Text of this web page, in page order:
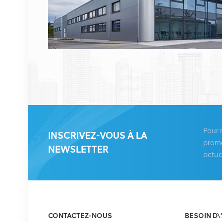
VOIR LES DÉTAILS
HUAWEI RRU5909
HUAWEI UBBPg1a
03050BYF pour bande
3900
HE
INSCRIVEZ-VOUS À LA
NEWSLETTER
Pour
CONTACTEZ-NOUS BESOIN